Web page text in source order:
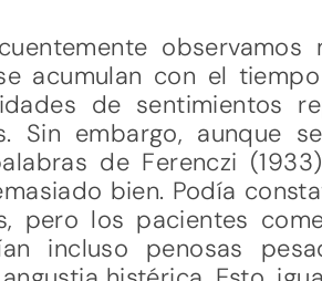
acumulan con el
de sentimientos
Sin embargo, aunque
de Ferenczi
bien. Podía
pero los pacientes
incluso penosas